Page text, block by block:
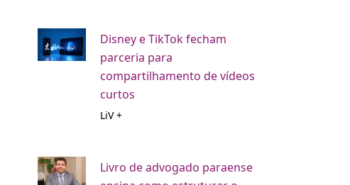
Disney e TikTok fecham
parceria para
compartilhamento de vídeos
curtos
LiV +
Livro de advogado paraense